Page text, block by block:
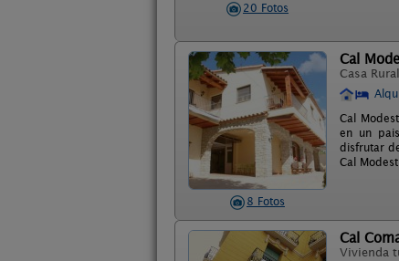
20 Fotos
8 Fotos
Cal
Casa
Cal
en un
disfrutar
Cal
Cal
Vivienda